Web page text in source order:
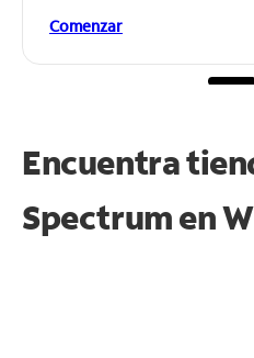
Comenzar
Encuentra
Spectrum en